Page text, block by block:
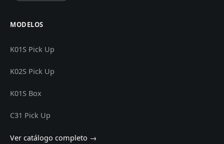
MODELOS
K01S Pick Up
K02S Pick Up
K01S Box
C31 Pick Up
Ver catálogo completo →